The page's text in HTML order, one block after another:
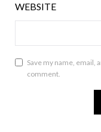
WEBSITE
Save my name, email,
comment.